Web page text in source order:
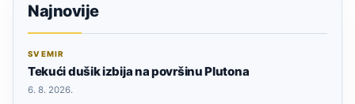
Najnovije
SVEMIR
Tekući dušik izbija na površinu Plutona
6. 8. 2026.